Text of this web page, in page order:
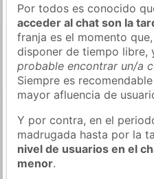
Por todos es conocido
acceder al chat son la
franja es el momento
disponer de tiempo
probable encontrar un/a
Siempre es
mayor afluencia de
Y por contra, en el
madrugada hasta por la
nivel de usuarios en el
menor.